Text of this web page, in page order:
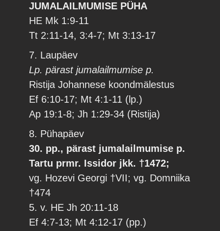
JUMALAILMUMISE PÜHA
HE Mk 1:9-11
Tt 2:11-14, 3:4-7; Mt 3:13-17
7. Laupäev
Lp. pärast jumalailmumise p.
Ristija Johannese koondmälestus
Ef 6:10-17; Mt 4:1-11 (lp.)
Ap 19:1-8; Jh 1:29-34 (Ristija)
8. Pühapäev
30. pp., pärast jumalailmumise p.
Tartu prmr. Issidor jkk. †1472;
vg. Hozevi Georgi †VII; vg. Domniika
†474
5. v. HE Jh 20:11-18
Ef 4:7-13; Mt 4:12-17 (pp.)